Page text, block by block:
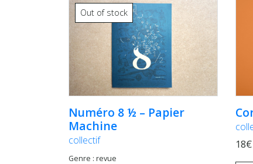
Out of stock
Numéro 8 ½ – Papier
Machine
collectif
Genre : revue
18€